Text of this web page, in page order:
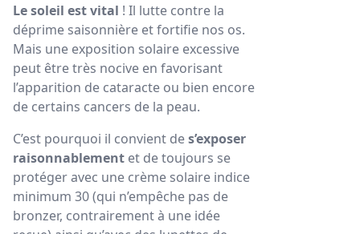
Le soleil est vital ! Il lutte contre la
déprime saisonnière et fortifie nos os.
Mais une exposition solaire excessive
peut être très nocive en favorisant
l’apparition de cataracte ou bien encore
de certains cancers de la peau.
C’est pourquoi il convient des’exposer
raisonnablement et de toujours se
protéger avec une crème solaire indice
minimum 30 (qui n’empêche pas de
bronzer, contrairement à une idée